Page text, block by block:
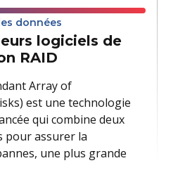
données
logiciels de
RAID
Array of
est une technologie
qui combine deux
pour assurer la
une plus grande